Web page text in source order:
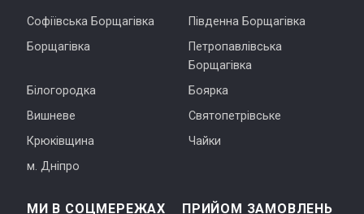
Софіївська Борщагівка
Південна Борщагівка
Борщагівка
Петропавлівська
Борщагівка
Білогородка
Боярка
Вишневе
Святопетрівське
Крюківщина
Чайки
м. Дніпро
МИ В СОЦМЕРЕЖАХ ПРИЙОМ ЗАМОВЛЕНЬ